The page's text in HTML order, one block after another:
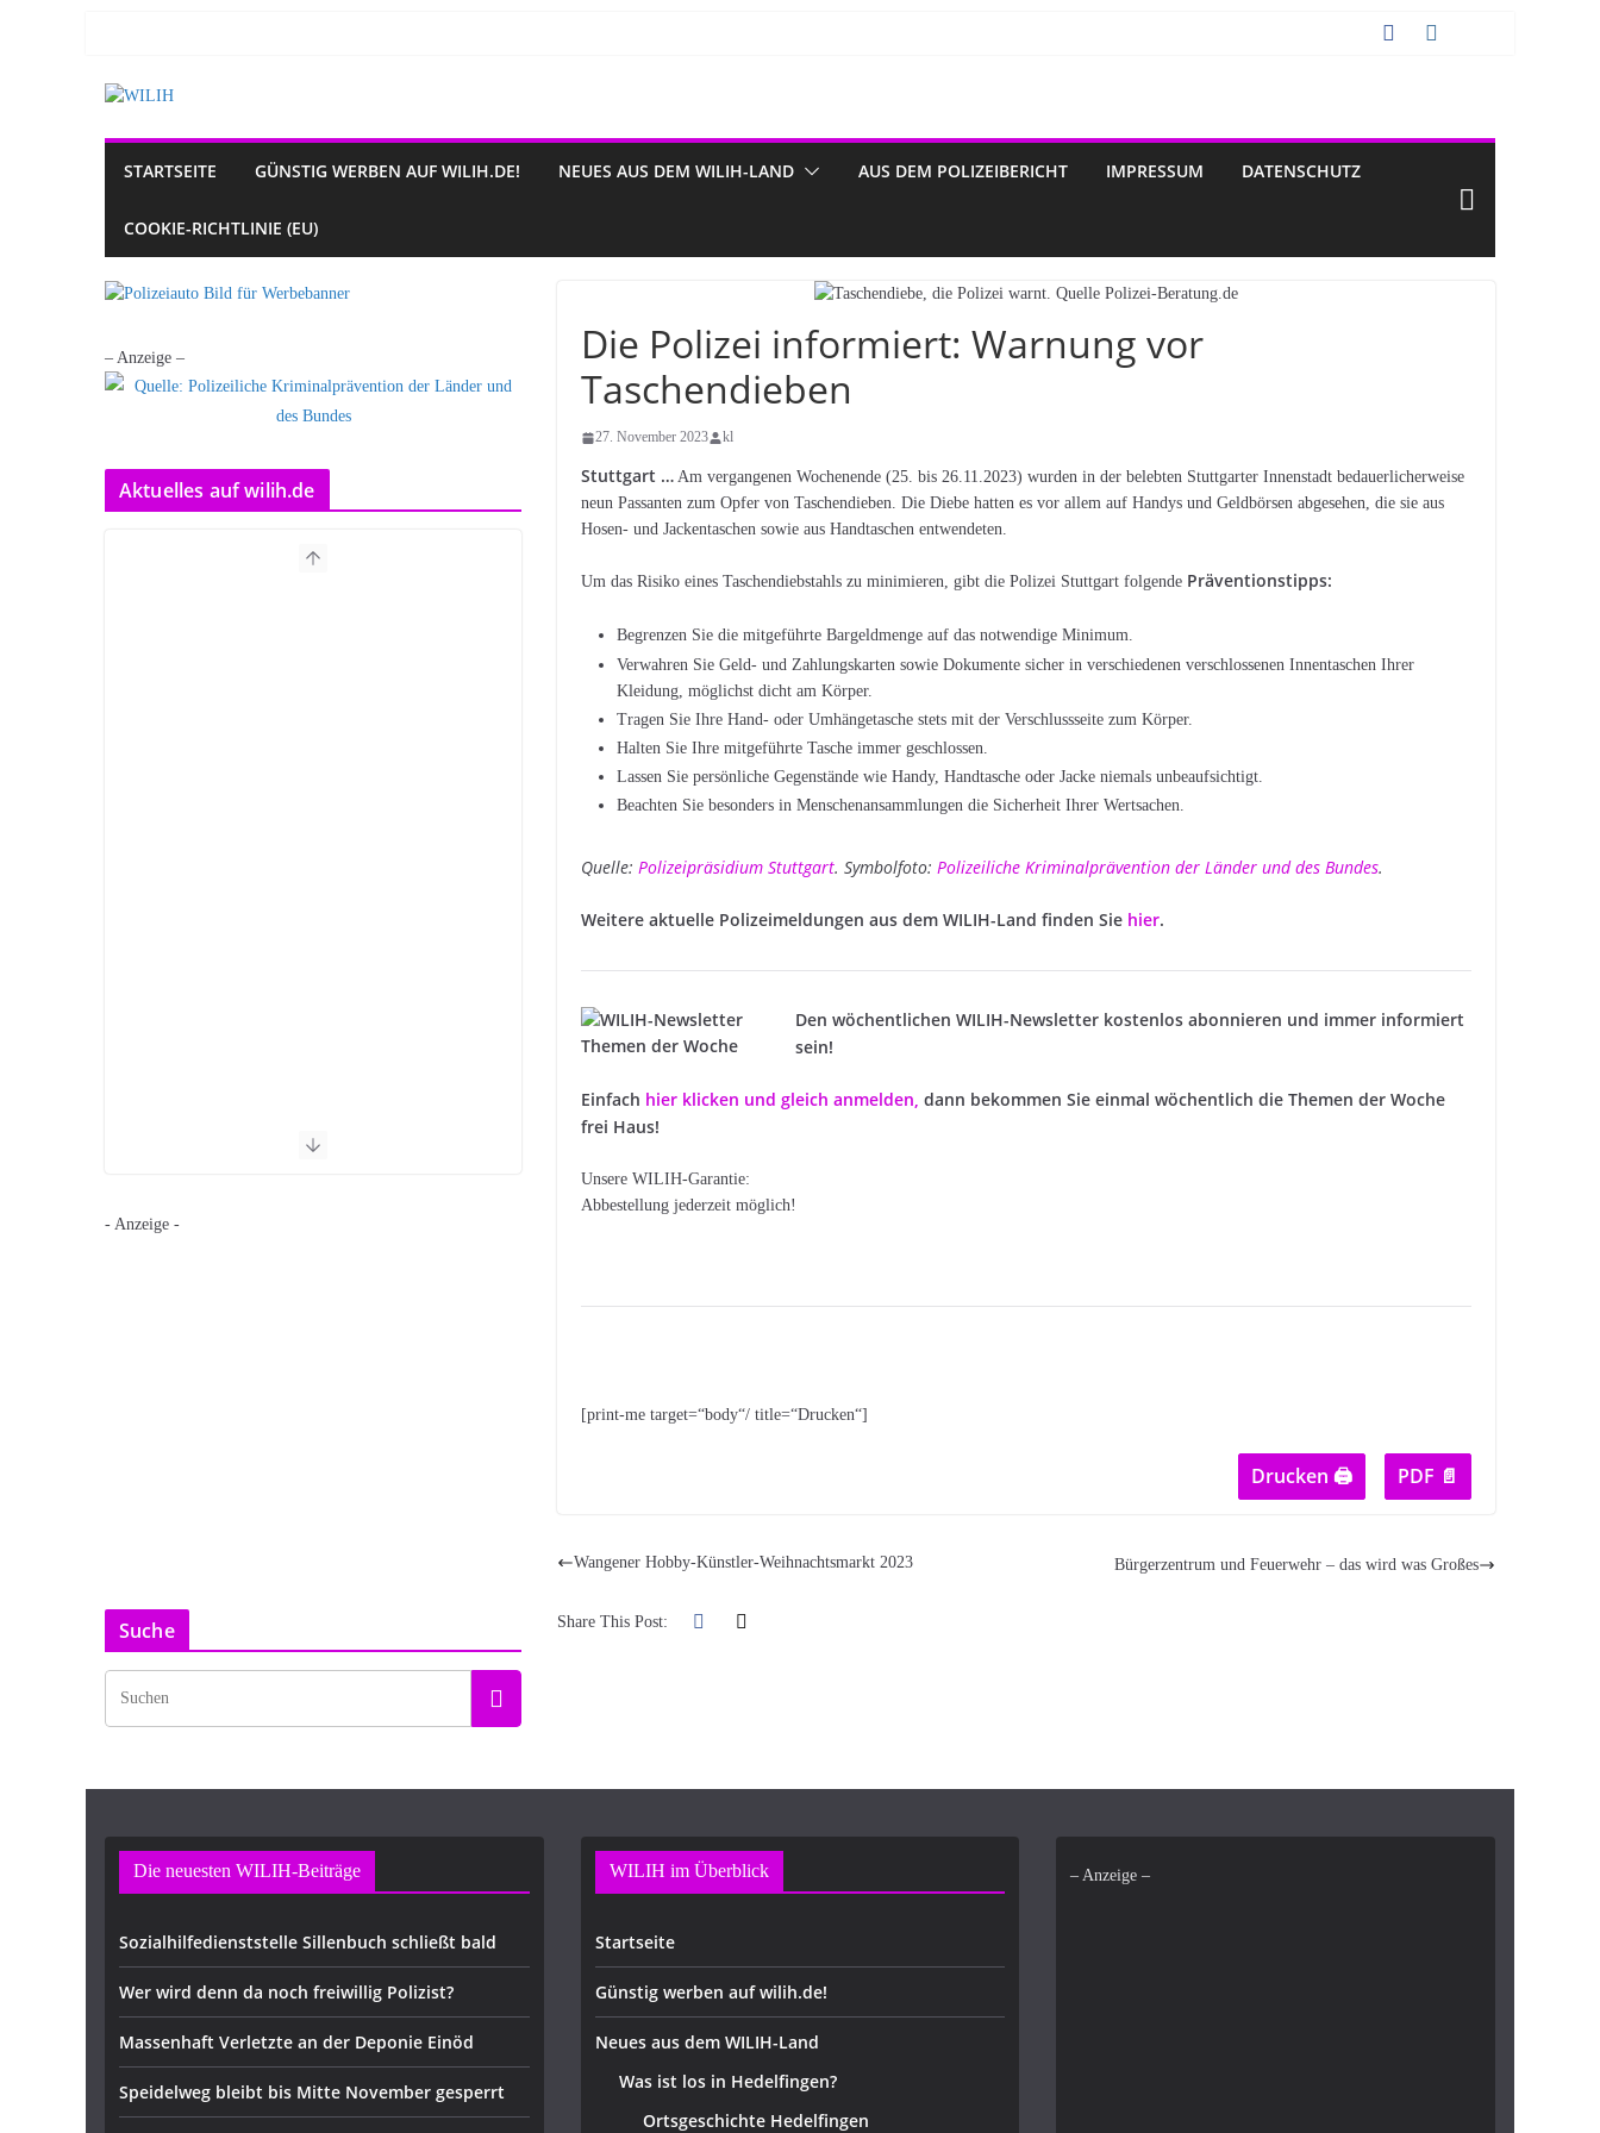
STARTSEITE GÜNSTIG WERBEN AUF WILIH.DE! NEUES AUS DEM WILIH-LAND AUS DEM POLIZEIBERICHT IMPRESSUM DATENSCHUTZ
COOKIE-RICHTLINIE (EU)
Die Polizei informiert: Warnung vor
Taschendieben
27. November 2023 kl
Stuttgart … Am vergangenen Wochenende (25. bis 26.11.2023) wurden in der belebten Stuttgarter Innenstadt bedauerlicherweise
neun Passanten zum Opfer von Taschendieben. Die Diebe hatten es vor allem auf Handys und Geldbörsen abgesehen, die sie aus
Hosen- und Jackentaschen sowie aus Handtaschen entwendeten.
Um das Risiko eines Taschendiebstahls zu minimieren, gibt die Polizei Stuttgart folgende Präventionstipps:
Begrenzen Sie die mitgeführte Bargeldmenge auf das notwendige Minimum.
Verwahren Sie Geld- und Zahlungskarten sowie Dokumente sicher in verschiedenen verschlossenen Innentaschen Ihrer
Kleidung, möglichst dicht am Körper.
Tragen Sie Ihre Hand- oder Umhängetasche stets mit der Verschlussseite zum Körper.
Halten Sie Ihre mitgeführte Tasche immer geschlossen.
Lassen Sie persönliche Gegenstände wie Handy, Handtasche oder Jacke niemals unbeaufsichtigt.
Beachten Sie besonders in Menschenansammlungen die Sicherheit Ihrer Wertsachen.
Quelle:Polizeipräsidium Stuttgart. Symbolfoto:Polizeiliche Kriminalprävention der Länder und des Bundes.
Weitere aktuelle Polizeimeldungen aus dem WILIH-Land finden Sie hier.
Den wöchentlichen WILIH-Newsletter kostenlos abonnieren und immer informiert
sein!
Einfach hier klicken und gleich anmelden, dann bekommen Sie einmal wöchentlich die Themen der Woche
frei Haus!
Unsere WILIH-Garantie:
Abbestellung jederzeit möglich!
[print-me target=“body“/ title=“Drucken“]
Drucken 🖨 PDF 📄
Wangener Hobby-Künstler-Weihnachtsmarkt 2023 Bürgerzentrum und Feuerwehr – das wird was Großes
Share This Post:
– Anzeige –
Aktuelles auf wilih.de
- Anzeige -
Suche
Die neuesten WILIH-Beiträge
Sozialhilfedienststelle Sillenbuch schließt bald
Wer wird denn da noch freiwillig Polizist?
Massenhaft Verletzte an der Deponie Einöd
Speidelweg bleibt bis Mitte November gesperrt
WILIH im Überblick
Startseite
Günstig werben auf wilih.de!
Neues aus dem WILIH-Land
Was ist los in Hedelfingen?
Ortsgeschichte Hedelfingen
– Anzeige –